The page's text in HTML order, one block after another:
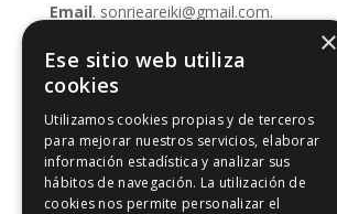
Email. sonrieareiki@gmail.com.
Formulario de reservas
Donde estamos
×
Ese sitio web utiliza
cookies
Utilizamos cookies propias y de terceros
para mejorar nuestros servicios, elaborar
información estadística y analizar sus
hábitos de navegación. La utilización de
cookies nos permite personalizar el